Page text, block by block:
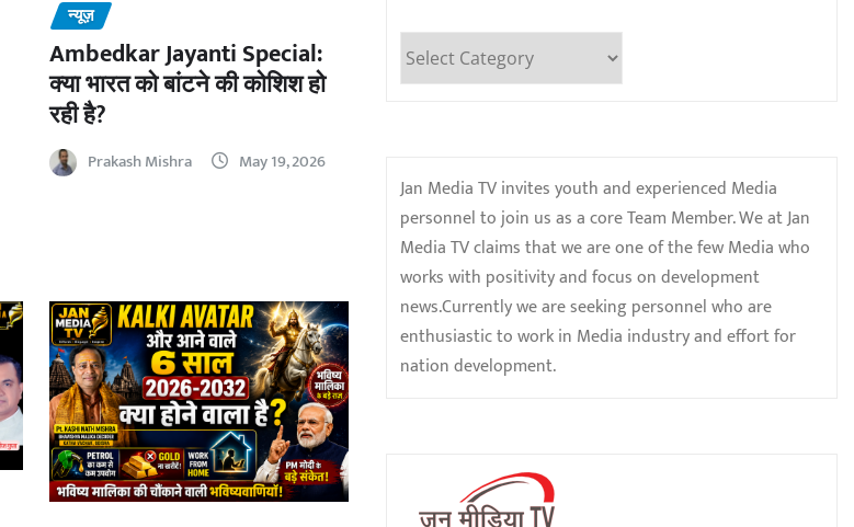
न्यूज़
Ambedkar Jayanti Special:
क्या भारत को बांटने की कोशिश हो
रही है?
Prakash Mishra May 19, 2026
Categories
Jan Media TV invites youth and experienced Media
personnel to join us as a core Team Member. We at Jan
Media TV claims that we are one of the few Media who
works with positivity and focus on development
news.Currently we are seeking personnel who are
enthusiastic to work in Media industry and effort for
nation development.